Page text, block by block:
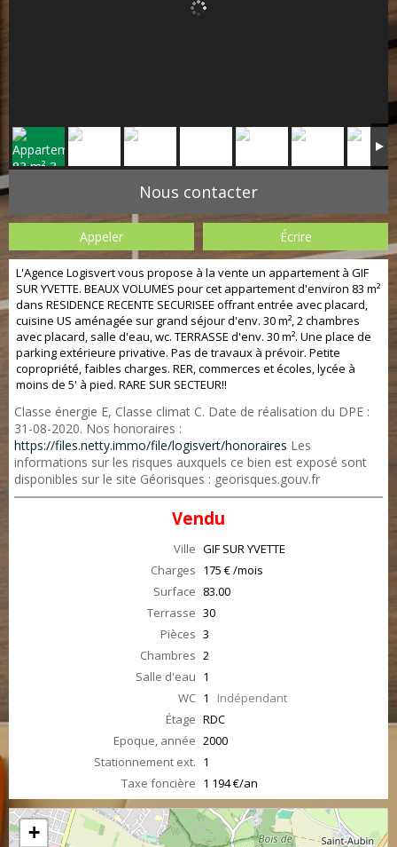
Nous contacter
Appeler Écrire
L'Agence Logisvert vous propose à la vente un appartement à GIF
SUR YVETTE. BEAUX VOLUMES pour cet appartement d'environ 83 m²
dans RESIDENCE RECENTE SECURISEE offrant entrée avec placard,
cuisine US aménagée sur grand séjour d'env. 30 m², 2 chambres
avec placard, salle d'eau, wc. TERRASSE d'env. 30 m². Une place de
parking extérieure privative. Pas de travaux à prévoir. Petite
copropriété, faibles charges. RER, commerces et écoles, lycée à
moins de 5' à pied. RARE SUR SECTEUR!!
Classe énergie E, Classe climat C. Date de réalisation du DPE :
31-08-2020. Nos honoraires :
https://files.netty.immo/file/logisvert/honoraires Les
informations sur les risques auxquels ce bien est exposé sont
disponibles sur le site Géorisques : georisques.gouv.fr
Vendu
Ville GIF SUR YVETTE
Charges 175 € /mois
Surface 83.00
Terrasse 30
Pièces 3
Chambres 2
Salle d'eau 1
WC 1 Indépendant
Étage RDC
Epoque, année 2000
Stationnement ext. 1
Taxe foncière 1 194 €/an
+